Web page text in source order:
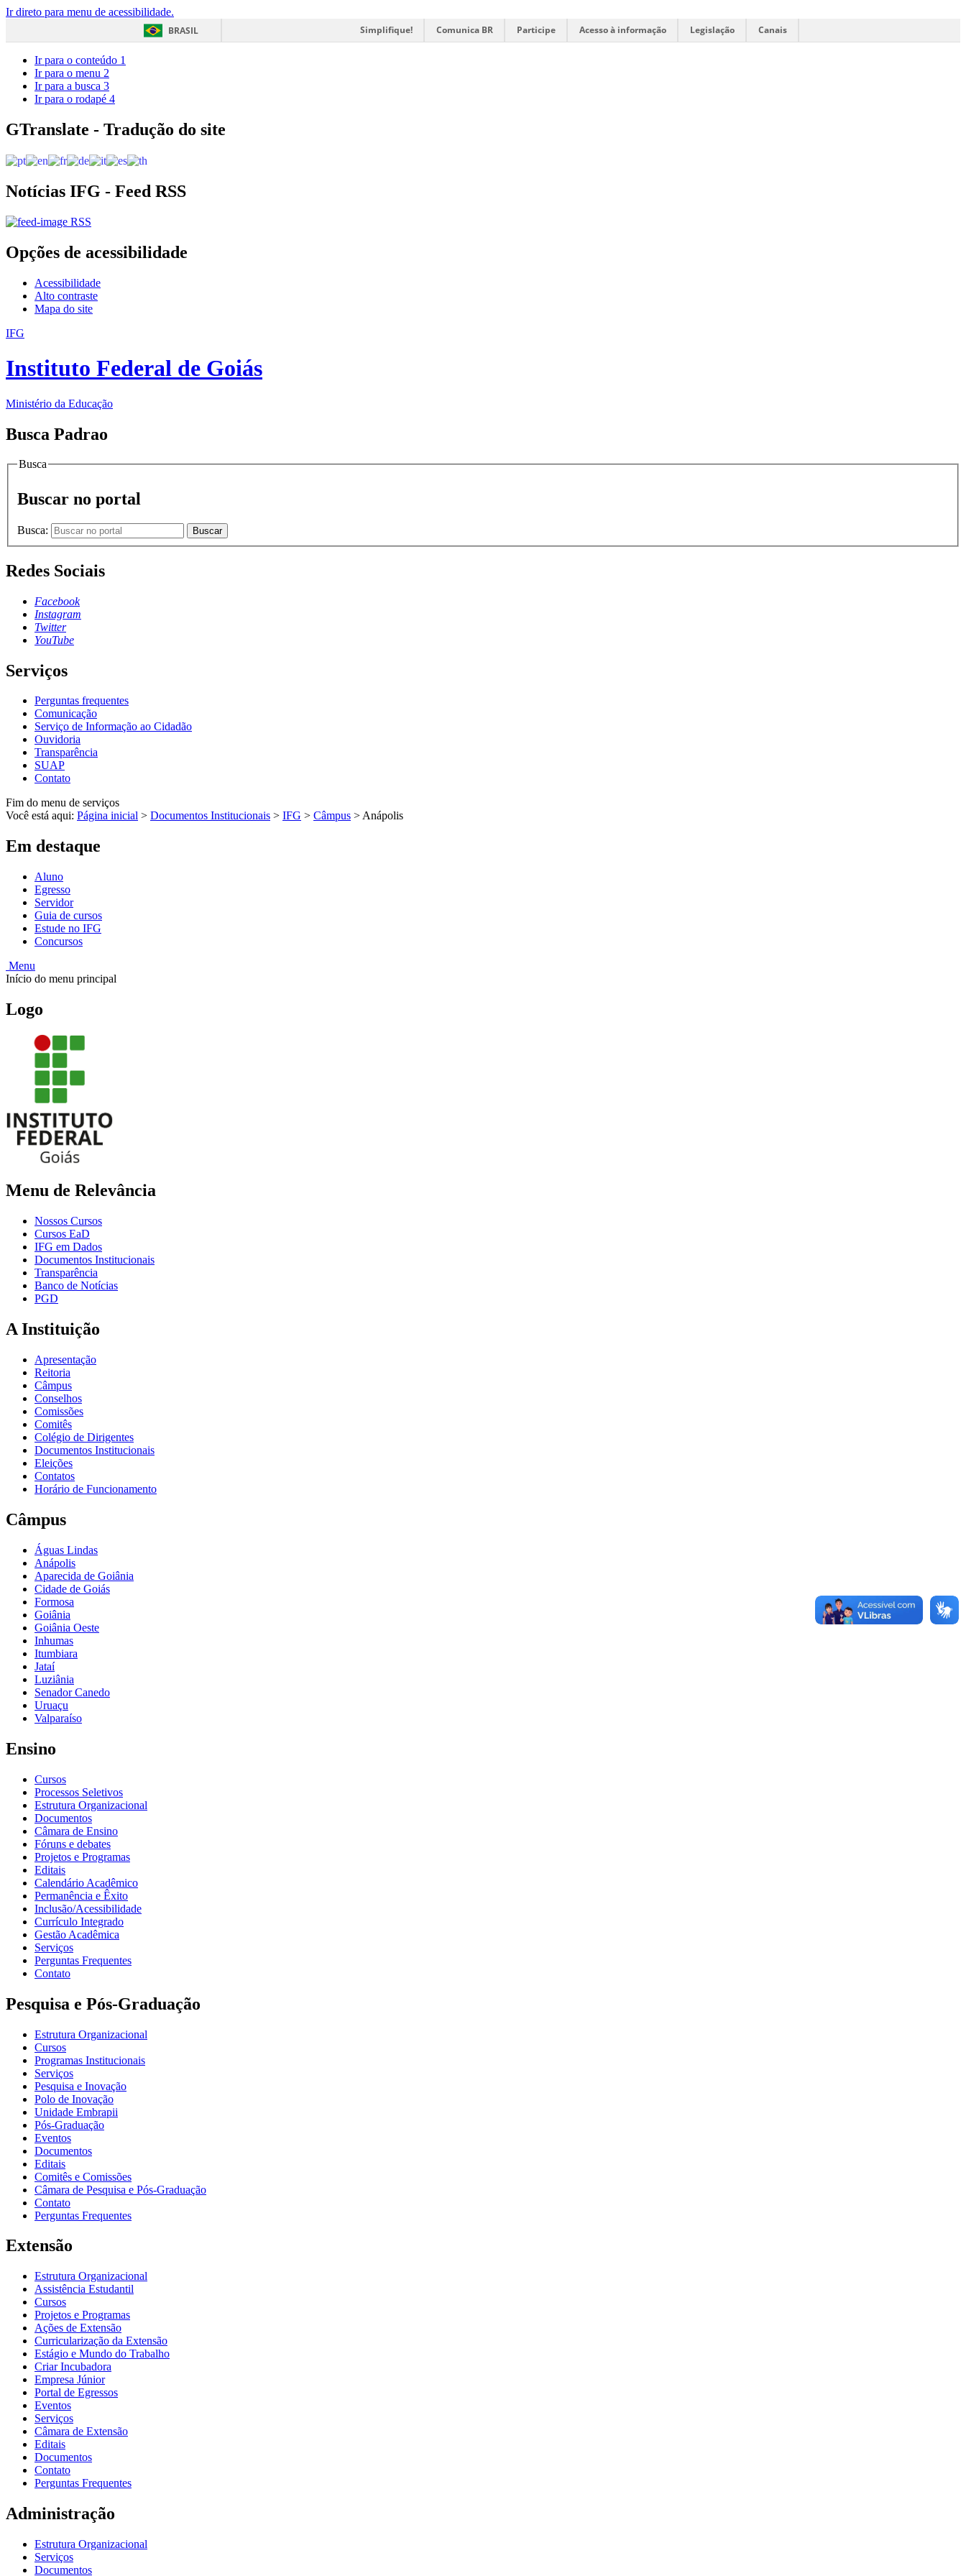
Ir direto para menu de acessibilidade.
BRASIL
Simplifique! Comunica BR Participe Acesso à informação Legislação Canais
Ir para o conteúdo 1
Ir para o menu 2
Ir para a busca 3
Ir para o rodapé 4
GTranslate - Tradução do site
Notícias IFG - Feed RSS
RSS
Opções de acessibilidade
Acessibilidade
Alto contraste
Mapa do site
IFG
Instituto Federal de Goiás
Ministério da Educação
Busca Padrao
Busca
Buscar no portal
Busca: Buscar
Redes Sociais
Facebook
Instagram
Twitter
YouTube
Serviços
Perguntas frequentes
Comunicação
Serviço de Informação ao Cidadão
Ouvidoria
Transparência
SUAP
Contato
Fim do menu de serviços
Você está aqui: Página inicial > Documentos Institucionais > IFG > Câmpus >Anápolis
Em destaque
Aluno
Egresso
Servidor
Guia de cursos
Estude no IFG
Concursos
Menu
Início do menu principal
Logo
Menu de Relevância
Nossos Cursos
Cursos EaD
IFG em Dados
Documentos Institucionais
Transparência
Banco de Notícias
PGD
A Instituição
Apresentação
Reitoria
Câmpus
Conselhos
Comissões
Comitês
Colégio de Dirigentes
Documentos Institucionais
Eleições
Contatos
Horário de Funcionamento
Câmpus
Águas Lindas
Anápolis
Aparecida de Goiânia
Cidade de Goiás
Formosa
Goiânia
Goiânia Oeste
Inhumas
Itumbiara
Jataí
Luziânia
Senador Canedo
Uruaçu
Valparaíso
Ensino
Cursos
Processos Seletivos
Estrutura Organizacional
Documentos
Câmara de Ensino
Fóruns e debates
Projetos e Programas
Editais
Calendário Acadêmico
Permanência e Êxito
Inclusão/Acessibilidade
Currículo Integrado
Gestão Acadêmica
Serviços
Perguntas Frequentes
Contato
Pesquisa e Pós-Graduação
Estrutura Organizacional
Cursos
Programas Institucionais
Serviços
Pesquisa e Inovação
Polo de Inovação
Unidade Embrapii
Pós-Graduação
Eventos
Documentos
Editais
Comitês e Comissões
Câmara de Pesquisa e Pós-Graduação
Contato
Perguntas Frequentes
Extensão
Estrutura Organizacional
Assistência Estudantil
Cursos
Projetos e Programas
Ações de Extensão
Curricularização da Extensão
Estágio e Mundo do Trabalho
Criar Incubadora
Empresa Júnior
Portal de Egressos
Eventos
Serviços
Câmara de Extensão
Editais
Documentos
Contato
Perguntas Frequentes
Administração
Estrutura Organizacional
Serviços
Documentos